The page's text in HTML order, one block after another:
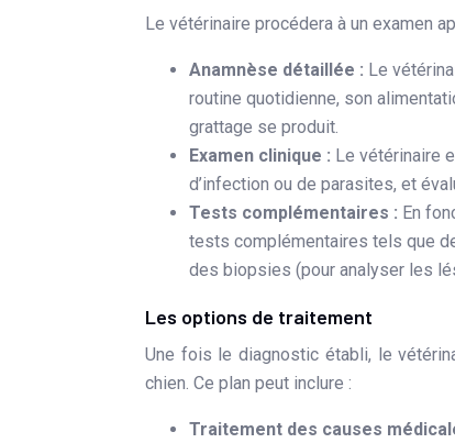
Le vétérinaire procédera à un examen
Anamnèse détaillée : Le
routine quotidienne, son
grattage se produit.
Examen clinique : Le vétérinaire
d’infection ou de parasites, et
Tests complémentaires : En
tests complémentaires tels que
des biopsies (pour analyser les
Les options de traitement
Une fois le diagnostic établi, le
chien. Ce plan peut inclure :
Traitement des causes